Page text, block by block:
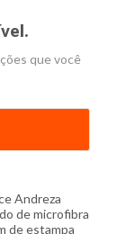
que você
Andreza
de microfibra
de estampa